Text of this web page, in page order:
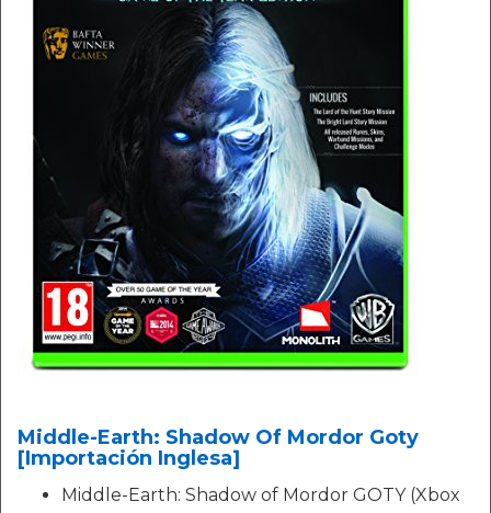
Middle-Earth: Shadow Of Mordor Goty
[Importación Inglesa]
Middle-Earth: Shadow of Mordor GOTY (Xbox